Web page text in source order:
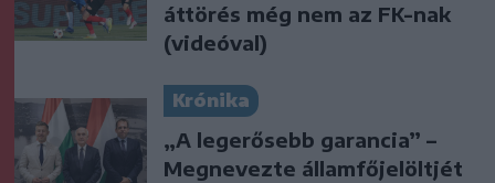
áttörés még nem az FK-nak
(videóval)
Krónika
„A legerősebb garancia” –
Megnevezte államfőjelöltjét